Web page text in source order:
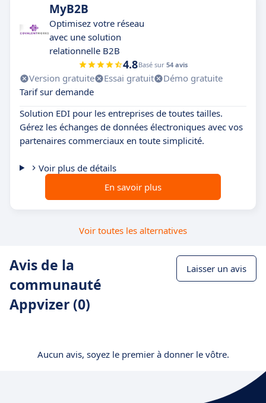
MyB2B
Optimisez votre réseau
avec une solution
relationnelle B2B
4.8Basé sur 54 avis
Version gratuite Essai gratuit
Démo gratuite
Tarif sur demande
Solution EDI pour les entreprises de toutes tailles.
Gérez les échanges de données électroniques avec vos
partenaires commerciaux en toute simplicité.
Voir plus de détails
En savoir plus
Voir toutes les alternatives
Avis de la
communauté
Appvizer (0)
Laisser un avis
Aucun avis, soyez le premier à donner le vôtre.